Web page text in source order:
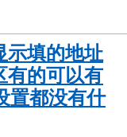
示填的地址
有的可以有
置都没有什